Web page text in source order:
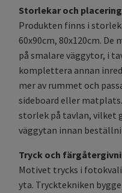
Storlekar och placering
Produkten finns i
60x90cm, 80x120cm.
på smalare väggytor, i
komplettera annan
mer av rummet och
sideboard eller
storlek på tavlan, vilket
väggytan innan
Tryck och
Motivet trycks i
yta. Trycktekniken